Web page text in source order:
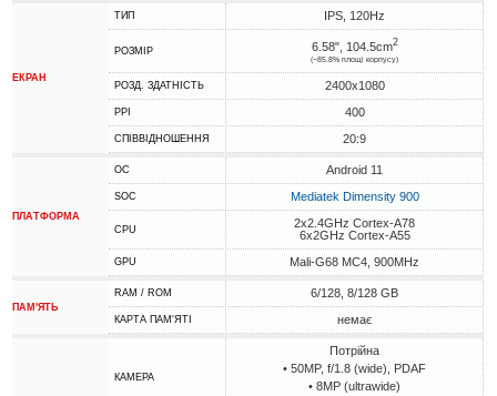
ЕКРАН
ТИП IPS, 120Hz
РОЗМІР 6.58", 104.5cm2
(~85.8% площі корпусу)
РОЗД. ЗДАТНІСТЬ 2400x1080
PPI 400
СПІВВІДНОШЕННЯ 20:9
ПЛАТФОРМА
ОС Android 11
SOC Mediatek Dimensity 900
CPU
2x2.4GHz Cortex-A78
6x2GHz Cortex-A55
GPU Mali-G68 MC4, 900MHz
ПАМ'ЯТЬ
RAM / ROM 6/128, 8/128 GB
КАРТА ПАМ'ЯТІ немає
КАМЕРА
Потрійна
• 50MP, f/1.8 (wide), PDAF
• 8MP (ultrawide)